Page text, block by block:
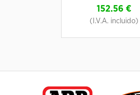
152.56 €
(I.V.A. incluido)